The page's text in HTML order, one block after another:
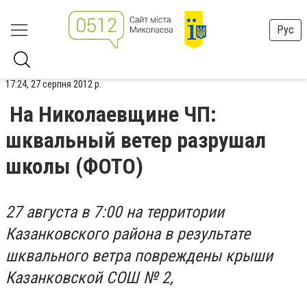
Рус
17:24, 27 серпня 2012 р.
На Николаевщине ЧП:
шквальный ветер разрушал
школы (ФОТО)
27 августа в 7:00 на территории
Казанковского района в результате
шквального ветра повреждены крыши
Казанковской СОШ № 2,